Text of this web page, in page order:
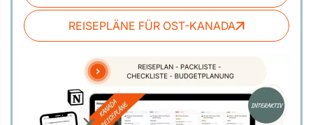
REISEPLÄNE FÜR OST-KANADA